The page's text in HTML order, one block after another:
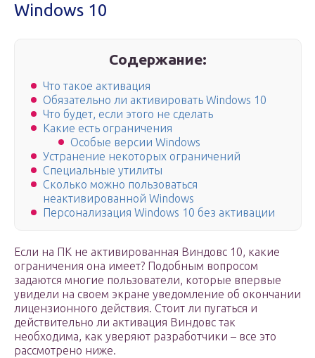
Windows 10
Содержание:
Что такое активация
Обязательно ли активировать Windows 10
Что будет, если этого не сделать
Какие есть ограничения
Особые версии Windows
Устранение некоторых ограничений
Специальные утилиты
Сколько можно пользоваться
неактивированной Windows
Персонализация Windows 10 без активации
Если на ПК не активированная Виндовс 10, какие
ограничения она имеет? Подобным вопросом
задаются многие пользователи, которые впервые
увидели на своем экране уведомление об окончании
лицензионного действия. Стоит ли пугаться и
действительно ли активация Виндовс так
необходима, как уверяют разработчики – все это
рассмотрено ниже.